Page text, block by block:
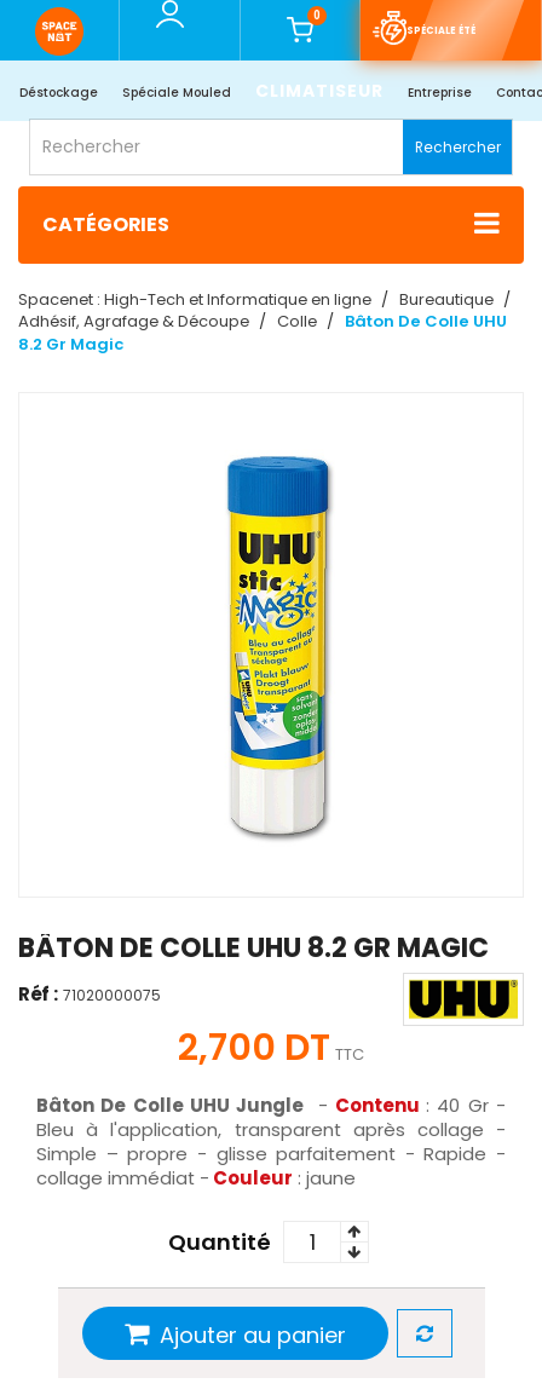
0
SPÉCIALE ÉTÉ
Déstockage Spéciale Mouled CLIMATISEUR Entreprise
Rechercher
CATÉGORIES
Spacenet : High-Tech et Informatique en ligne
Bureautique
Adhésif, Agrafage & Découpe
Colle
Bâton De Colle UHU
8.2 Gr Magic
BÂTON DE COLLE UHU 8.2 GR MAGIC
Réf : 71020000075
2,700 DT TTC
Bâton De Colle UHU Jungle - Contenu : 40 Gr -
Bleu à l'application, transparent après collage -
Simple – propre - glisse parfaitement - Rapide -
collage immédiat - Couleur : jaune
Quantité
Ajouter au panier